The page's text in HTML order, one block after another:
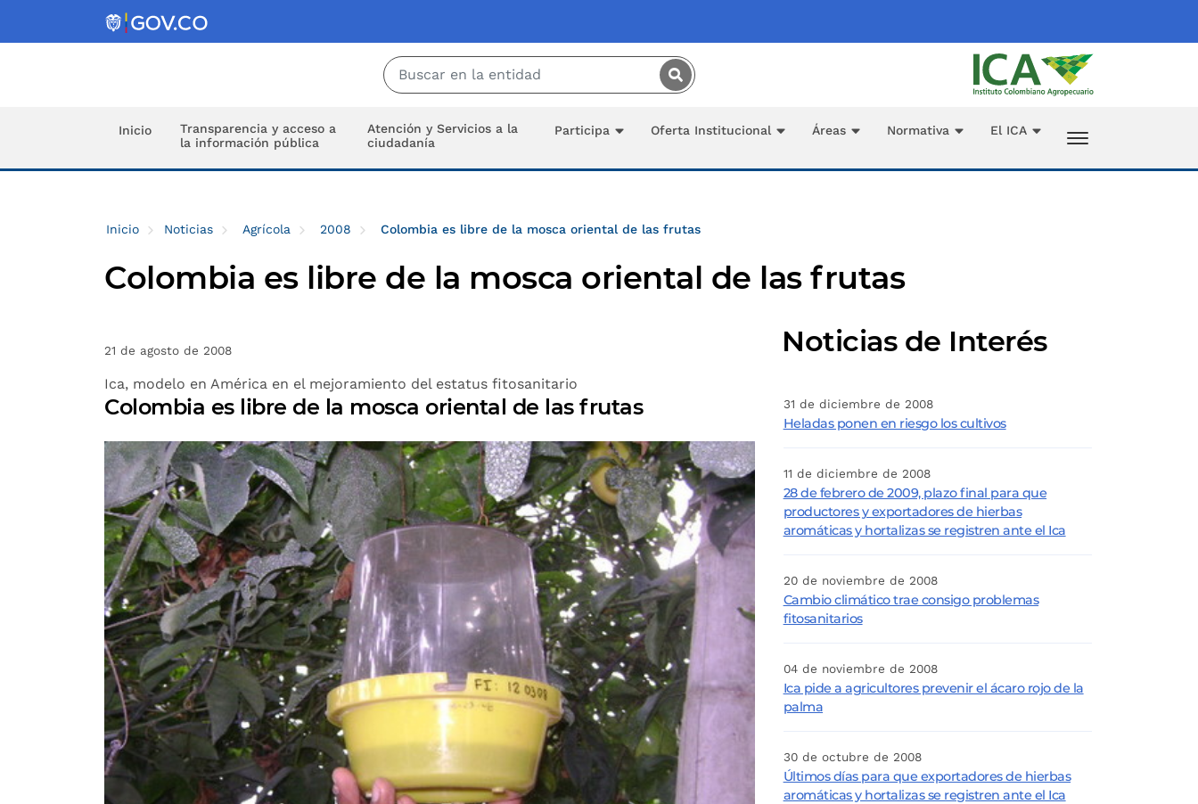
Inicio
Transparencia y acceso a
la información pública
Atención y Servicios a la
ciudadanía
Participa Oferta Institucional Áreas Normativa El ICA
Inicio Noticias Agrícola 2008 Colombia es libre de la mosca oriental de las frutas
Colombia es libre de la mosca oriental de las frutas
21 de agosto de 2008
Ica, modelo en América en el mejoramiento del estatus fitosanitario
Colombia es libre de la mosca oriental de las frutas
Noticias de Interés
31 de diciembre de 2008
Heladas ponen en riesgo los cultivos
11 de diciembre de 2008
28 de febrero de 2009, plazo final para que
productores y exportadores de hierbas
aromáticas y hortalizas se registren ante el Ica
20 de noviembre de 2008
Cambio climático trae consigo problemas
fitosanitarios
04 de noviembre de 2008
Ica pide a agricultores prevenir el ácaro rojo de la
palma
30 de octubre de 2008
Últimos días para que exportadores de hierbas
aromáticas y hortalizas se registren ante el Ica